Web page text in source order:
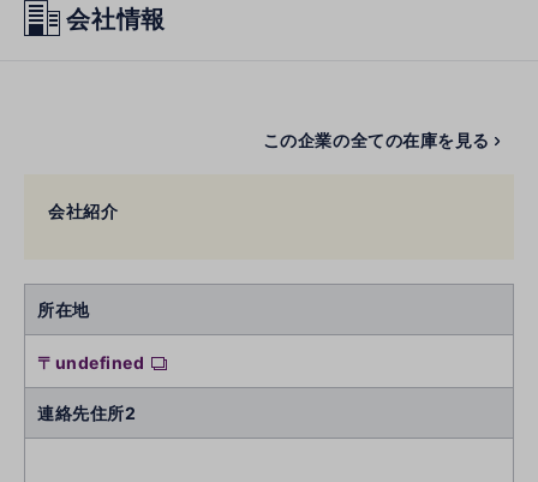
会社情報
この企業の全ての在庫を見る
会社紹介
所在地
〒undefined
連絡先住所2